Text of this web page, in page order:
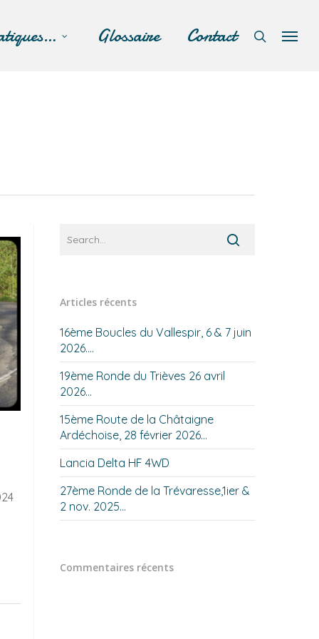
Glossaire Contact
Articles récents
16ème Boucles du Vallespir, 6 & 7 juin
2026….
19ème Ronde du Trièves 26 avril
2026…
15ème Route de la Châtaigne
Ardéchoise, 28 février 2026…
Lancia Delta HF 4WD
27ème Ronde de la Trévaresse,1ier &
2 nov. 2025…
Commentaires récents